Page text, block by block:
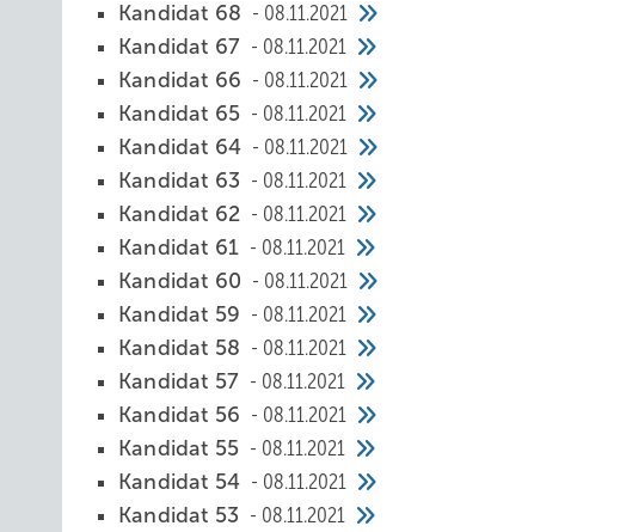
Kandidat 68
08.11.2021
Kandidat 67
08.11.2021
Kandidat 66
08.11.2021
Kandidat 65
08.11.2021
Kandidat 64
08.11.2021
Kandidat 63
08.11.2021
Kandidat 62
08.11.2021
Kandidat 61
08.11.2021
Kandidat 60
08.11.2021
Kandidat 59
08.11.2021
Kandidat 58
08.11.2021
Kandidat 57
08.11.2021
Kandidat 56
08.11.2021
Kandidat 55
08.11.2021
Kandidat 54
08.11.2021
Kandidat 53
08.11.2021